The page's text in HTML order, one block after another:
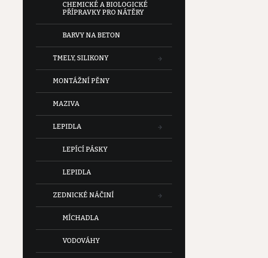
CHEMICKÉ A BIOLOGICKÉ
PŘÍPRAVKY PRO NÁTĚRY
BARVY NA BETON
TMELY, SILIKONY
MONTÁŽNÍ PĚNY
MAZIVA
LEPIDLA
LEPÍCÍ PÁSKY
LEPIDLA
ZEDNICKÉ NÁČINÍ
MÍCHADLA
VODOVÁHY